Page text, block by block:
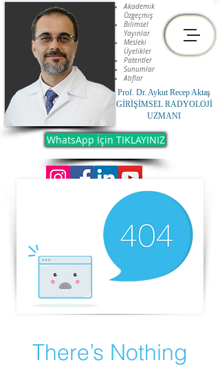
Prof. Dr. Aykut Recep Aktaş
GİRİŞİMSEL RADYOLOJİ
UZMANI
WhatsApp İçin TIKLAYINIZ
Akademik
Özgeçmiş
Bilimsel
Yayınlar
Mesleki
Üyelikler
Patentler
Sunumlar
Atıflar
There’s Nothing